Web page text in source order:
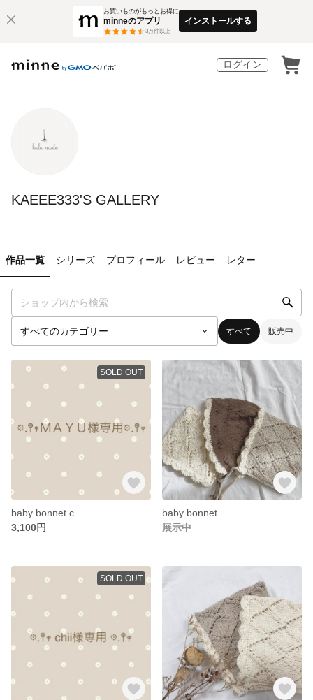
お買いものがもっとお得に
minneのアプリ
3万件以上
インストールする
ログイン
KAEEE333'S GALLERY
作品一覧 シリーズ プロフィール レビュー レター
すべて 販売中
SOLD OUT
baby bonnet c.
3,100円
baby bonnet
展示中
SOLD OUT